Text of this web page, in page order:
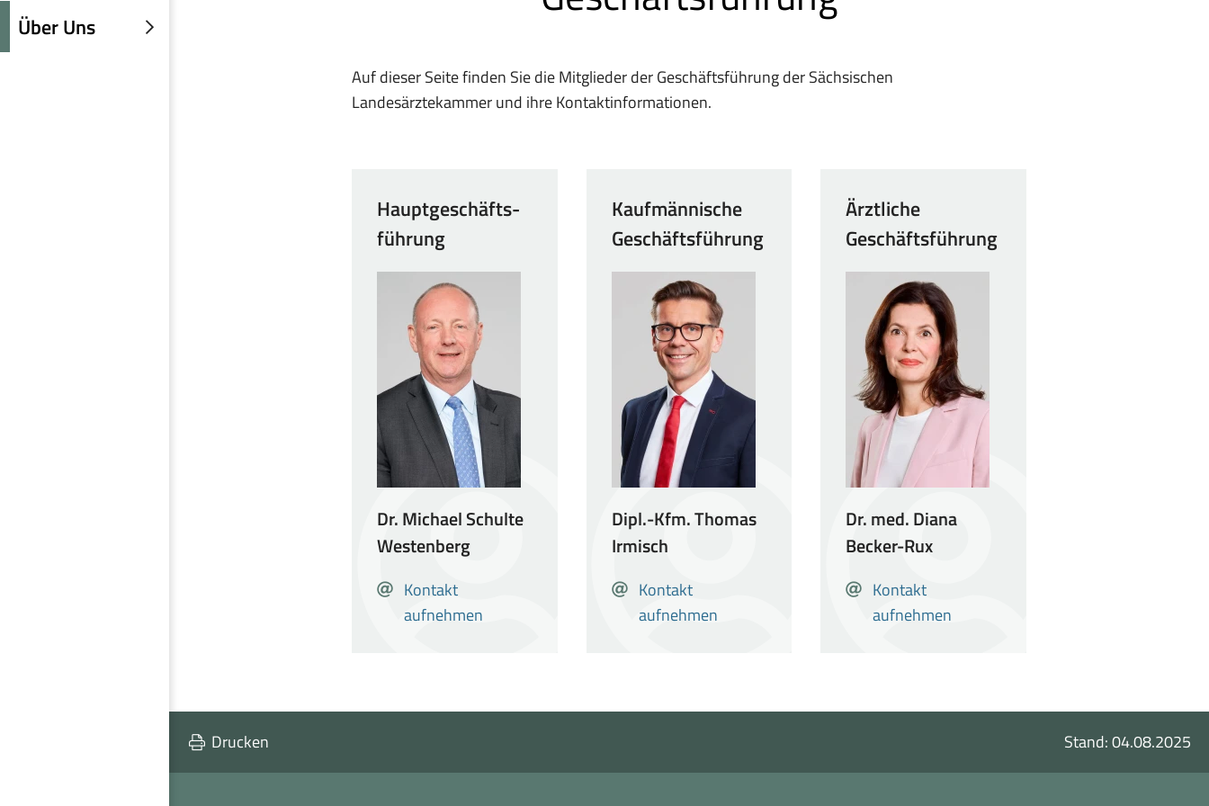
Über Uns
Untermenü
Auf dieser Seite finden Sie die Mitglieder der Geschäftsführung der Sächsischen
Landesärztekammer und ihre Kontaktinformationen.
Hauptgeschäfts­
führung
Dr. Michael Schulte
Westenberg
E-
Mail
Kontakt
aufnehmen
Schulte
Kontakt
aufnehmen
Kaufmännische
Geschäftsführung
Dipl.-Kfm. Thomas
Irmisch
E-
Mail
Kontakt
aufnehmen
Thomas
Kontakt
aufnehmen
Ärztliche
Geschäftsführung
Dr. med. Diana
Becker-Rux
E-
Mail
Kontakt
aufnehmen
Diana
Kontakt
aufnehmen
Drucken Stand: 04.08.2025